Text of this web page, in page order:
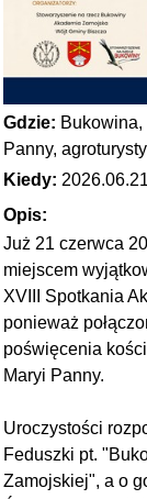
Gdzie: Bukowina,
Panny,
Kiedy:
Opis:
Już 21 czerwca
miejscem
XVIII Spotkania
ponieważ
poświęcenia
Maryi Panny.
Uroczystości
Feduszki pt.
Zamojskiej", a o